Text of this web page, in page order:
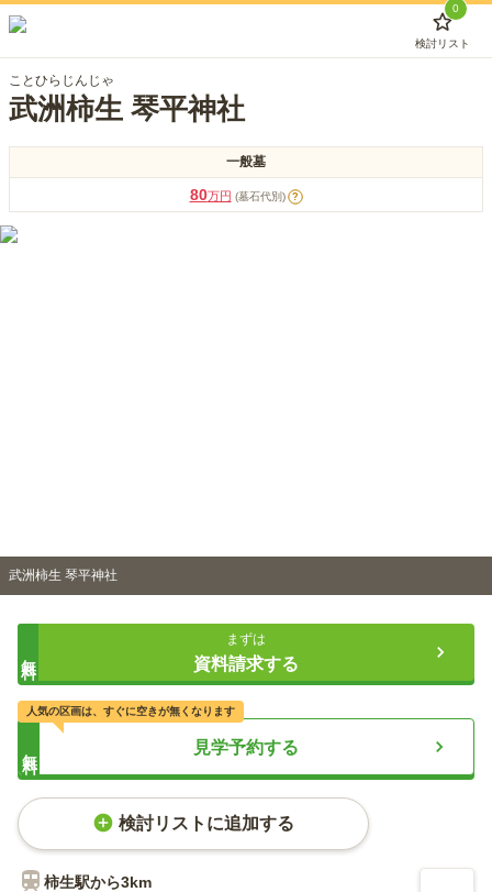
0
検討リスト
ことひらじんじゃ
武洲柿生 琴平神社
一般墓
80万円 (墓石代別) ?
武洲柿生 琴平神社
まずは
資料請求する
見学予約する
人気の区画は、すぐに空きが無くなります
検討リストに追加する
柿生駅から3km